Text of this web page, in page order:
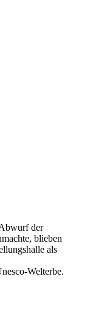
der
blieben
als
Welterbe.